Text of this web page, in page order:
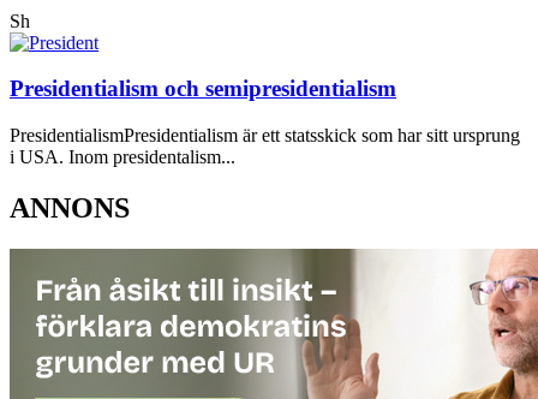
Sh
Presidentialism och semipresidentialism
PresidentialismPresidentialism är ett statsskick som har sitt ursprung
i USA. Inom presidentalism...
ANNONS